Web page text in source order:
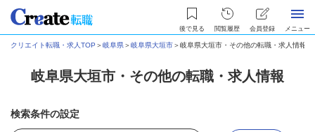
後で見る 閲覧履歴 会員登録 メニュー
クリエイト転職・求人TOP ＞岐阜県＞岐阜県大垣市＞岐阜県大垣市・その他の転職・求人情報
岐阜県大垣市・その他の転職・求人情報
検索条件の設定